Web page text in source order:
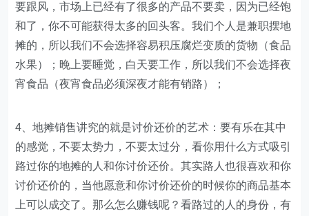
要跟风，市场上已经有了很多的产品不要卖，因为已经饱
和了，你不可能获得太多的回头客。我们个人是兼职摆地
摊的，所以我们不会选择容易积压腐烂变质的货物（食品
水果）；晚上要睡觉，白天要工作，所以我们不会选择夜
宵食品（夜宵食品必须深夜才能有销路）；
4、地摊销售讲究的就是讨价还价的艺术：要有乐在其中
的感觉，不要太势力，不要太过分，看你用什么方式吸引
路过你的地摊的人和你讨价还价。其实路人也很喜欢和你
讨价还价的，当他愿意和你讨价还价的时候你的商品基本
上可以成交了。那么怎么赚钱呢？看路过的人的身份，有